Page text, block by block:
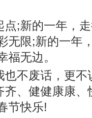
;新的一年，走
无限;新的一年
福无边。
不废话，更不
、健健康康
节快乐!